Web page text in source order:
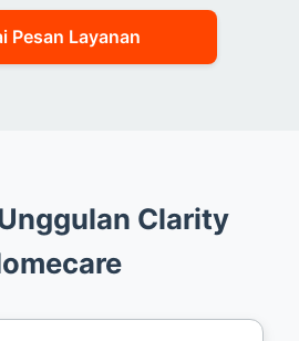
Pesan Layanan
Clarity